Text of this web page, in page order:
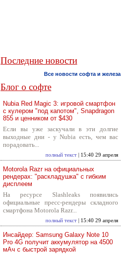
Последние новости
Все новости софта и железа
Блог о софте
Nubia Red Magic 3: игровой смартфон
с кулером "под капотом", Snapdragon
855 и ценником от $430
Если вы уже заскучали в эти долгие
выходные дни - у Nubia есть, чем вас
порадовать...
полный текст | 15:40 29 апреля
Motorola Razr на официальных
рендерах: "раскладушка" с гибким
дисплеем
На ресурсе Slashleaks появились
официальные пресс-рендеры складного
смартфона Motorola Razr...
полный текст | 15:40 29 апреля
Инсайдер: Samsung Galaxy Note 10
Pro 4G получит аккумулятор на 4500
мАч с быстрой зарядкой